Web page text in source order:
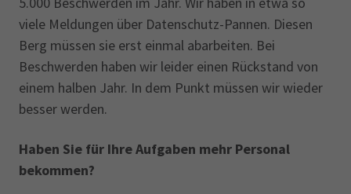
viele Meldungen über Datenschutz-Pannen. Diesen
Berg müssen sie erst einmal abarbeiten. Bei
Beschwerden haben wir leider einen Rückstand von
einem halben Jahr. In dem Punkt müssen wir wieder
besser werden.
Haben Sie für Ihre Aufgaben mehr Personal
bekommen?